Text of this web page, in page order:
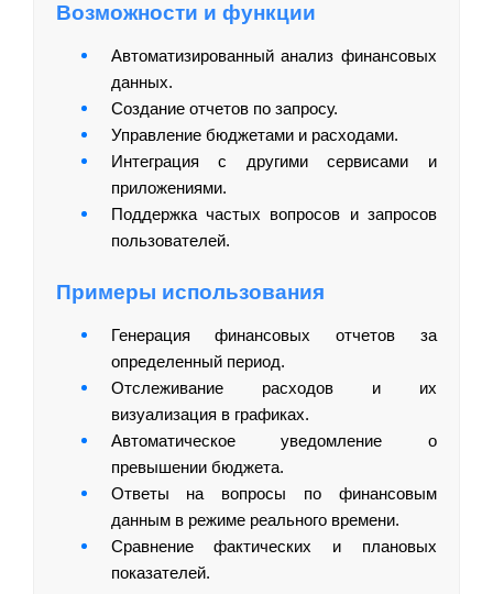
Возможности и функции
Автоматизированный анализ финансовых
данных.
Создание отчетов по запросу.
Управление бюджетами и расходами.
Интеграция с другими сервисами и
приложениями.
Поддержка частых вопросов и запросов
пользователей.
Примеры использования
Генерация финансовых отчетов за
определенный период.
Отслеживание расходов и их
визуализация в графиках.
Автоматическое уведомление о
превышении бюджета.
Ответы на вопросы по финансовым
данным в режиме реального времени.
Сравнение фактических и плановых
показателей.